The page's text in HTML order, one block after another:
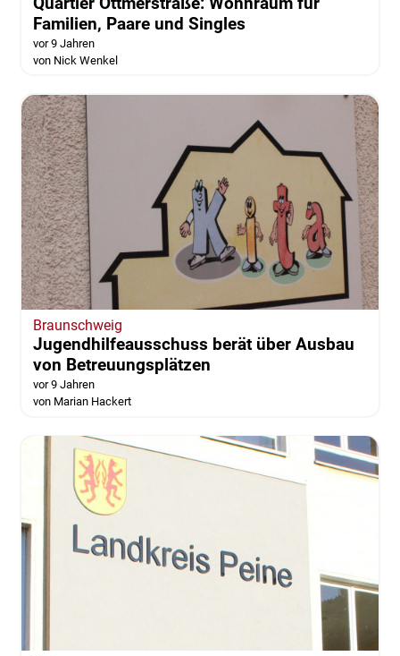
Familien, Paare und Singles
vor 9 Jahren
von Nick Wenkel
Braunschweig
Jugendhilfeausschuss berät über Ausbau
von Betreuungsplätzen
vor 9 Jahren
von Marian Hackert